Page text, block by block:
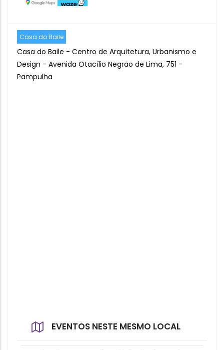
Casa do Baile
Casa do Baile - Centro de Arquitetura, Urbanismo e
Design - Avenida Otacílio Negrão de Lima, 751 -
Pampulha
EVENTOS NESTE MESMO LOCAL